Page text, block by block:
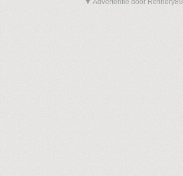
▼ Advertentie door Refinery89